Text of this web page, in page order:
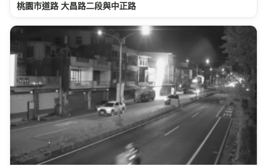
桃園市道路 大昌路二段與中正路
台3線 47K+520 龍潭區中興路永興街口(N)
景點資訊
121.2142
緯度
24.8643
電話 886-3-4091950